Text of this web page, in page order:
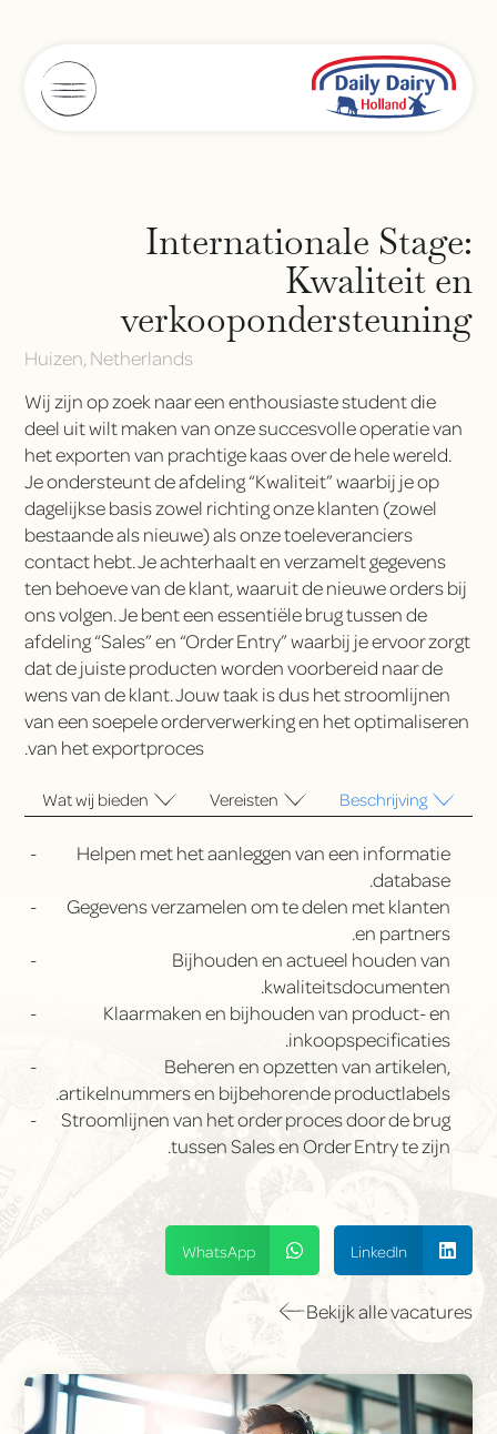
Internationale Stage:
Kwaliteit en
verkoopondersteuning
Huizen, Netherlands
Wij zijn op zoek naar een enthousiaste student die
deel uit wilt maken van onze succesvolle operatie van
het exporten van prachtige kaas over de hele wereld.
Je ondersteunt de afdeling “Kwaliteit” waarbij je op
dagelijkse basis zowel richting onze klanten (zowel
bestaande als nieuwe) als onze toeleveranciers
contact hebt. Je achterhaalt en verzamelt gegevens
ten behoeve van de klant, waaruit de nieuwe orders bij
ons volgen. Je bent een essentiële brug tussen de
afdeling “Sales” en “Order Entry” waarbij je ervoor zorgt
dat de juiste producten worden voorbereid naar de
wens van de klant. Jouw taak is dus het stroomlijnen
van een soepele orderverwerking en het optimaliseren
van het exportproces.
Beschrijving
Vereisten
Wat wij bieden
Helpen met het aanleggen van een informatie
database.
Gegevens verzamelen om te delen met klanten
en partners.
Bijhouden en actueel houden van
kwaliteitsdocumenten.
Klaarmaken en bijhouden van product- en
inkoopspecificaties.
Beheren en opzetten van artikelen,
artikelnummers en bijbehorende productlabels.
Stroomlijnen van het order proces door de brug
tussen Sales en Order Entry te zijn.
LinkedIn
WhatsApp
Bekijk alle vacatures